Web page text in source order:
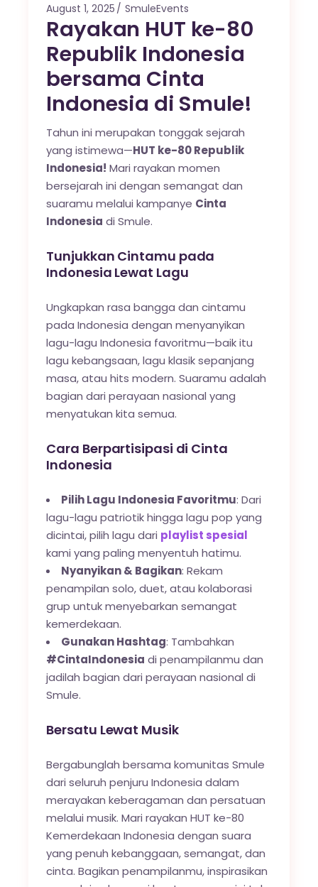
August 1, 2025 SmuleEvents
Rayakan HUT ke-80
Republik Indonesia
bersama Cinta
Indonesia di Smule!
Tahun ini merupakan tonggak sejarah
yang istimewa—HUT ke-80 Republik
Indonesia! Mari rayakan momen
bersejarah ini dengan semangat dan
suaramu melalui kampanye Cinta
Indonesia di Smule.
Tunjukkan Cintamu pada
Indonesia Lewat Lagu
Ungkapkan rasa bangga dan cintamu
pada Indonesia dengan menyanyikan
lagu-lagu Indonesia favoritmu—baik itu
lagu kebangsaan, lagu klasik sepanjang
masa, atau hits modern. Suaramu adalah
bagian dari perayaan nasional yang
menyatukan kita semua.
Cara Berpartisipasi di Cinta
Indonesia
Pilih Lagu Indonesia Favoritmu: Dari
lagu-lagu patriotik hingga lagu pop yang
dicintai, pilih lagu dari playlist spesial
kami yang paling menyentuh hatimu.
Nyanyikan & Bagikan: Rekam
penampilan solo, duet, atau kolaborasi
grup untuk menyebarkan semangat
kemerdekaan.
Gunakan Hashtag: Tambahkan
#CintaIndonesia di penampilanmu dan
jadilah bagian dari perayaan nasional di
Smule.
Bersatu Lewat Musik
Bergabunglah bersama komunitas Smule
dari seluruh penjuru Indonesia dalam
merayakan keberagaman dan persatuan
melalui musik. Mari rayakan HUT ke-80
Kemerdekaan Indonesia dengan suara
yang penuh kebanggaan, semangat, dan
cinta. Bagikan penampilanmu, inspirasikan